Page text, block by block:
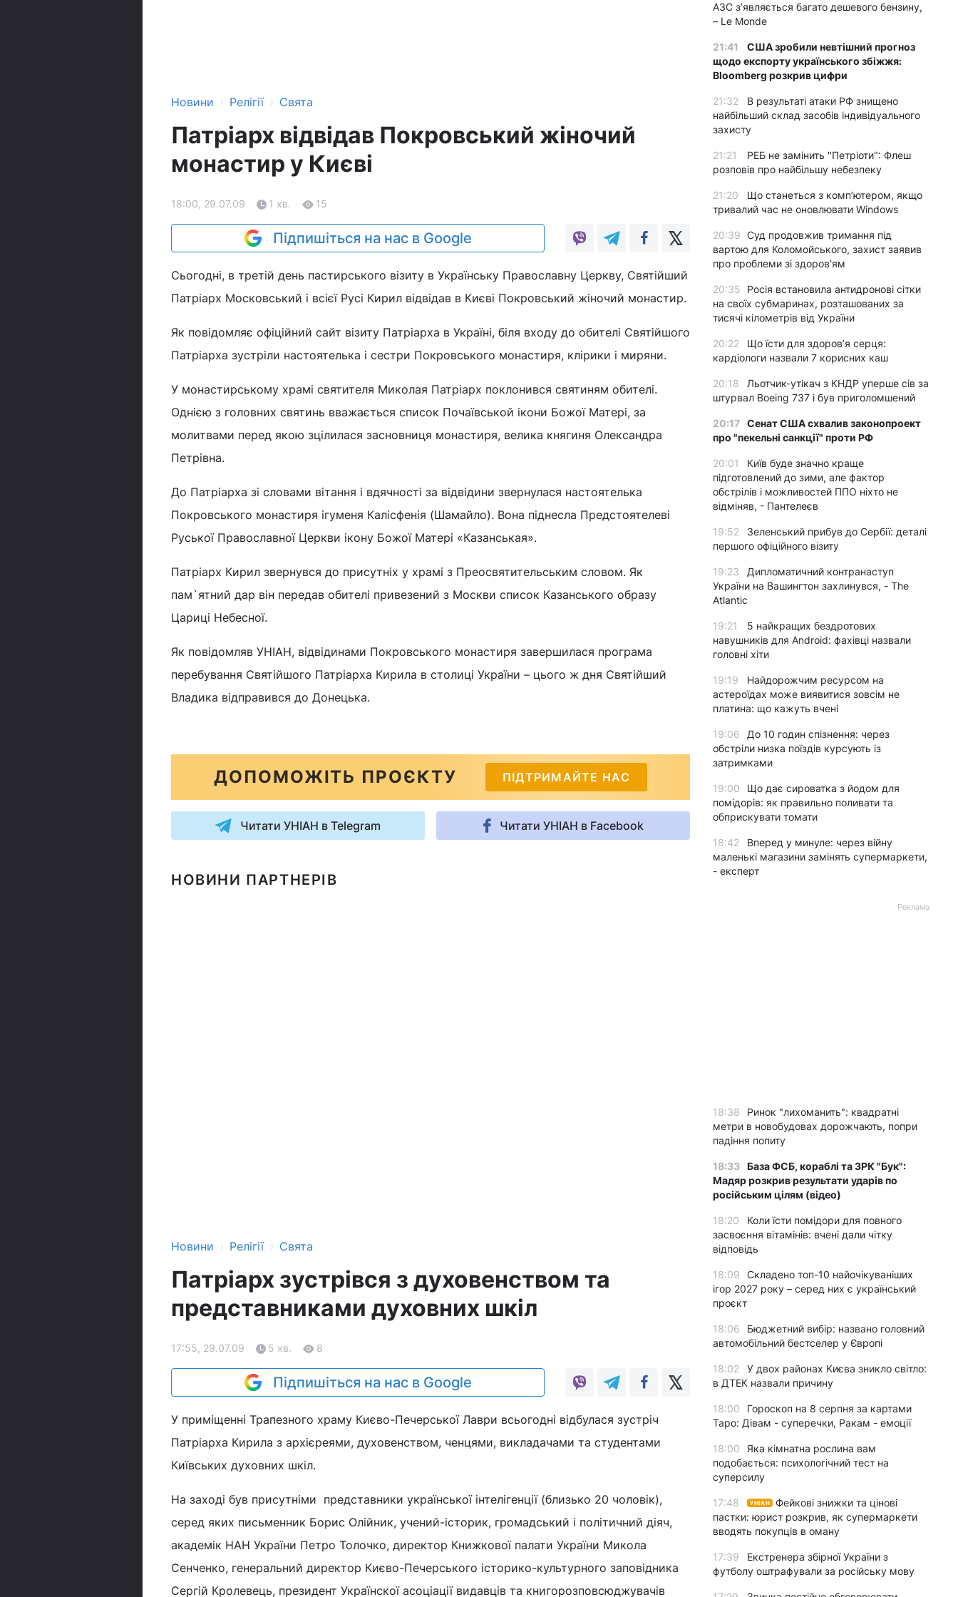
Новини › Релігії › Свята
Патріарх відвідав Покровський жіночий
монастир у Києві
18:00, 29.07.09 1 хв. 15
Підпишіться на нас в Google
Сьогодні, в третій день пастирського візиту в Українську Православну Церкву, Святійший
Патріарх Московський і всієї Русі Кирил відвідав в Києві Покровський жіночий монастир.
Як повідомляє офіційний сайт візиту Патріарха в Україні, біля входу до обителі Святійшого
Патріарха зустріли настоятелька і сестри Покровського монастиря, клірики і миряни.
У монастирському храмі святителя Миколая Патріарх поклонився святиням обителі.
Однією з головних святинь вважається список Почаївськой ікони Божої Матері, за
молитвами перед якою зцілилася засновниця монастиря, велика княгиня Олександра
Петрівна.
До Патріарха зі словами вітання і вдячності за відвідини звернулася настоятелька
Покровського монастиря ігуменя Калісфенія (Шамайло). Вона піднесла Предстоятелеві
Руської Православної Церкви ікону Божої Матері «Казанськая».
Патріарх Кирил звернувся до присутніх у храмі з Преосвятительським словом. Як
пам`ятний дар він передав обителі привезений з Москви список Казанського образу
Цариці Небесної.
Як повідомляв УНІАН, відвідинами Покровського монастиря завершилася програма
перебування Святійшого Патріарха Кирила в столиці України – цього ж дня Святійший
Владика відправився до Донецька.
ДОПОМОЖІТЬ ПРОЄКТУ ПІДТРИМАЙТЕ НАС
Читати УНІАН в Telegram Читати УНІАН в Facebook
НОВИНИ ПАРТНЕРІВ
Новини › Релігії › Свята
Патріарх зустрівся з духовенством та
представниками духовних шкіл
17:55, 29.07.09 5 хв. 8
Підпишіться на нас в Google
У приміщенні Трапезного храму Києво-Печерської Лаври всьогодні відбулася зустріч
Патріарха Кирила з архієреями, духовенством, ченцями, викладачами та студентами
Київських духовних шкіл.
На заході був присутніми представники української інтелігенції (близько 20 чоловік),
серед яких письменник Борис Олійник, учений-історик, громадський і політичний діяч,
академік НАН України Петро Толочко, директор Книжкової палати України Микола
Сенченко, генеральний директор Києво-Печерського історико-культурного заповідника
Сергій Кролевець, президент Українскої асоціації видавців та книгорозповсюджувачів
АЗС з’являється багато дешевого бензину,
– Le Monde
21:41
США зробили невтішний прогноз
щодо експорту українського збіжжя:
Bloomberg розкрив цифри
21:32
В результаті атаки РФ знищено
найбільший склад засобів індивідуального
захисту
21:21
РЕБ не замінить "Петріоти": Флеш
розповів про найбільшу небезпеку
21:20
Що станеться з комп’ютером, якщо
тривалий час не оновлювати Windows
20:39 Суд продовжив тримання під
вартою для Коломойського, захист заявив
про проблеми зі здоров'ям
20:35
Росія встановила антидронові сітки
на своїх субмаринах, розташованих за
тисячі кілометрів від України
20:22
Що їсти для здоров’я серця:
кардіологи назвали 7 корисних каш
20:18
Льотчик-утікач з КНДР уперше сів за
штурвал Boeing 737 і був приголомшений
20:17 Сенат США схвалив законопроект
про "пекельні санкції" проти РФ
20:01
Київ буде значно краще
підготовлений до зими, але фактор
обстрілів і можливостей ППО ніхто не
відміняв, - Пантелеєв
19:52
Зеленський прибув до Сербії: деталі
першого офіційного візиту
19:23
Дипломатичний контранаступ
України на Вашингтон захлинувся, - The
Atlantic
19:21
5 найкращих бездротових
навушників для Android: фахівці назвали
головні хіти
19:19
Найдорожчим ресурсом на
астероїдах може виявитися зовсім не
платина: що кажуть вчені
19:06
До 10 годин спізнення: через
обстріли низка поїздів курсують із
затримками
19:00
Що дає сироватка з йодом для
помідорів: як правильно поливати та
обприскувати томати
18:42
Вперед у минуле: через війну
маленькі магазини замінять супермаркети,
- експерт
Реклама
18:38
Ринок "лихоманить": квадратні
метри в новобудовах дорожчають, попри
падіння попиту
18:33 База ФСБ, кораблі та ЗРК "Бук":
Мадяр розкрив результати ударів по
російським цілям (відео)
18:20
Коли їсти помідори для повного
засвоєння вітамінів: вчені дали чітку
відповідь
18:09
Складено топ-10 найочікуваніших
ігор 2027 року – серед них є український
проєкт
18:06
Бюджетний вибір: названо головний
автомобільний бестселер у Європі
18:02
У двох районах Києва зникло світло:
в ДТЕК назвали причину
18:00
Гороскоп на 8 серпня за картами
Таро: Дівам - суперечки, Ракам - емоції
18:00
Яка кімнатна рослина вам
подобається: психологічний тест на
суперсилу
17:48 УНІАН
Фейкові знижки та цінові
пастки: юрист розкрив, як супермаркети
вводять покупців в оману
17:39
Екстренера збірної України з
футболу оштрафували за російську мову